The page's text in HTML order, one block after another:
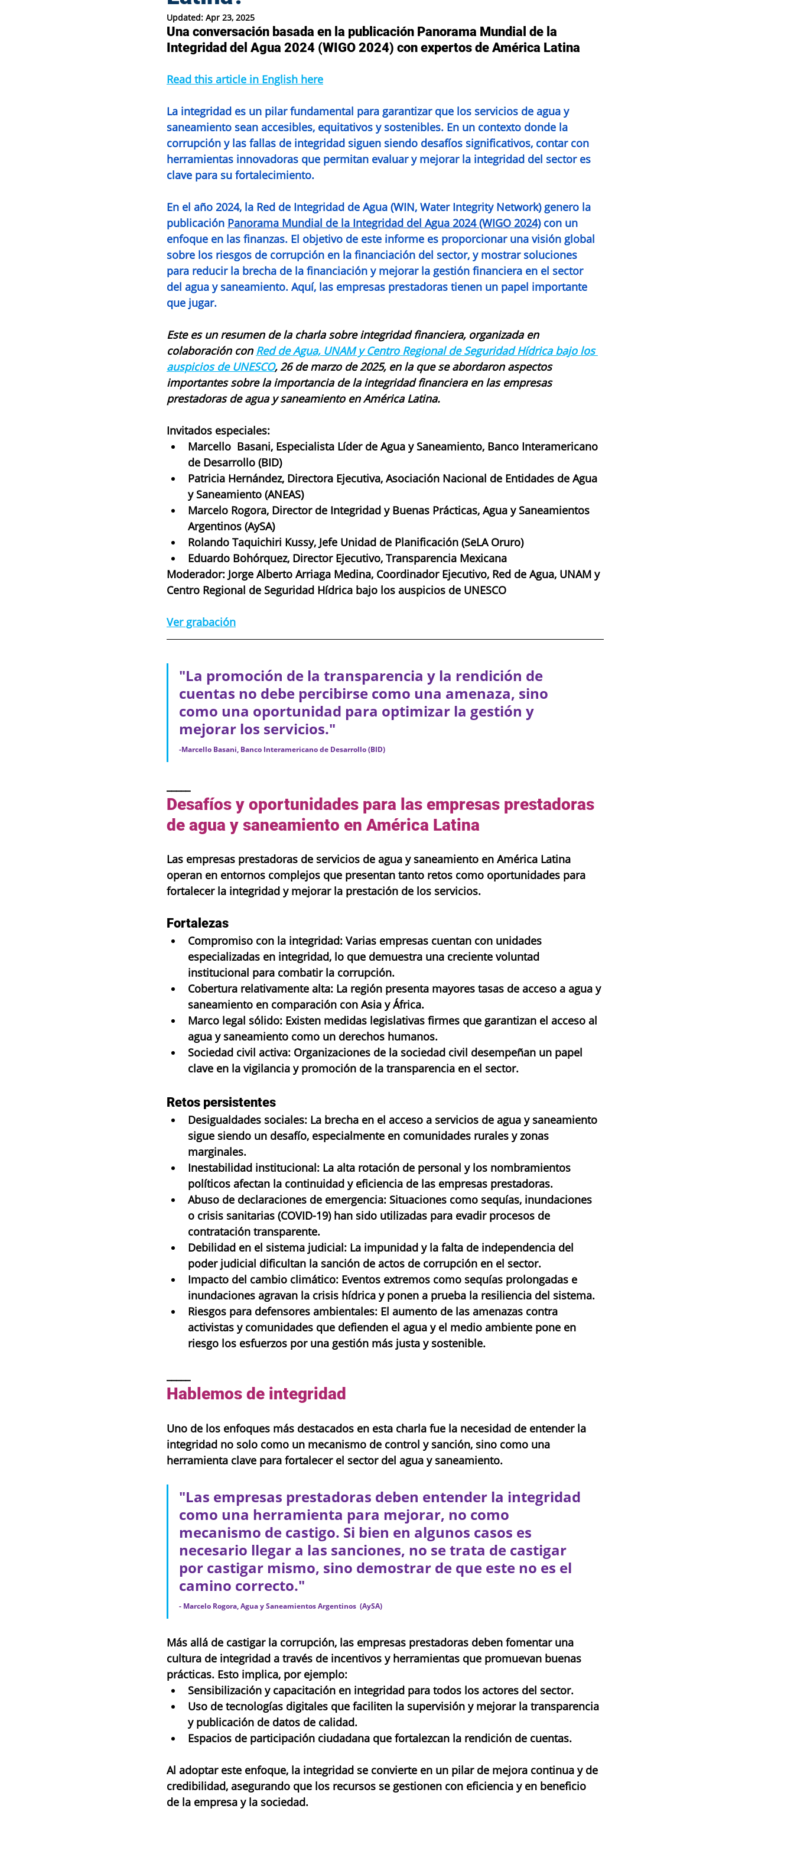
WEFE nexus Water Integrity Global Outlook Integrity Assessment Tool Integrity Management Tool
Programme
Updated: Apr 23, 2025
Una conversación basada en la publicación Panorama Mundial de la
Integridad del Agua 2024 (WIGO 2024) con expertos de América Latina
Read this article in English here
La integridad es un pilar fundamental para garantizar que los servicios de agua y
saneamiento sean accesibles, equitativos y sostenibles. En un contexto donde la
corrupción y las fallas de integridad siguen siendo desafíos significativos, contar con
herramientas innovadoras que permitan evaluar y mejorar la integridad del sector es
clave para su fortalecimiento.
En el año 2024, la Red de Integridad de Agua (WIN, Water Integrity Network) genero la
publicación Panorama Mundial de la Integridad del Agua 2024 (WIGO 2024) con un
enfoque en las finanzas. El objetivo de este informe es proporcionar una visión global
sobre los riesgos de corrupción en la financiación del sector, y mostrar soluciones
para reducir la brecha de la financiación y mejorar la gestión financiera en el sector
del agua y saneamiento. Aquí, las empresas prestadoras tienen un papel importante
que jugar.
Este es un resumen de la charla sobre integridad financiera, organizada en
colaboración con Red de Agua, UNAM y Centro Regional de Seguridad Hídrica bajo los
auspicios de UNESCO, 26 de marzo de 2025, en la que se abordaron aspectos
importantes sobre la importancia de la integridad financiera en las empresas
prestadoras de agua y saneamiento en América Latina.
Invitados especiales:
Marcello  Basani, Especialista Líder de Agua y Saneamiento, Banco Interamericano
de Desarrollo (BID)
Patricia Hernández, Directora Ejecutiva, Asociación Nacional de Entidades de Agua
y Saneamiento (ANEAS)
Marcelo Rogora, Director de Integridad y Buenas Prácticas, Agua y Saneamientos
Argentinos (AySA)
Rolando Taquichiri Kussy, Jefe Unidad de Planificación (SeLA Oruro)
Eduardo Bohórquez, Director Ejecutivo, Transparencia Mexicana
Moderador: Jorge Alberto Arriaga Medina, Coordinador Ejecutivo, Red de Agua, UNAM y
Centro Regional de Seguridad Hídrica bajo los auspicios de UNESCO
Ver grabación
"La promoción de la transparencia y la rendición de
cuentas no debe percibirse como una amenaza, sino
como una oportunidad para optimizar la gestión y
mejorar los servicios."
-Marcello Basani, Banco Interamericano de Desarrollo (BID)
Desafíos y oportunidades para las empresas prestadoras
de agua y saneamiento en América Latina
Las empresas prestadoras de servicios de agua y saneamiento en América Latina
operan en entornos complejos que presentan tanto retos como oportunidades para
fortalecer la integridad y mejorar la prestación de los servicios.
Fortalezas
Compromiso con la integridad: Varias empresas cuentan con unidades
especializadas en integridad, lo que demuestra una creciente voluntad
institucional para combatir la corrupción.
Cobertura relativamente alta: La región presenta mayores tasas de acceso a agua y
saneamiento en comparación con Asia y África.
Marco legal sólido: Existen medidas legislativas firmes que garantizan el acceso al
agua y saneamiento como un derechos humanos.
Sociedad civil activa: Organizaciones de la sociedad civil desempeñan un papel
clave en la vigilancia y promoción de la transparencia en el sector.
Retos persistentes
Desigualdades sociales: La brecha en el acceso a servicios de agua y saneamiento
sigue siendo un desafío, especialmente en comunidades rurales y zonas
marginales.
Inestabilidad institucional: La alta rotación de personal y los nombramientos
políticos afectan la continuidad y eficiencia de las empresas prestadoras.
Abuso de declaraciones de emergencia: Situaciones como sequías, inundaciones
o crisis sanitarias (COVID-19) han sido utilizadas para evadir procesos de
contratación transparente.
Debilidad en el sistema judicial: La impunidad y la falta de independencia del
poder judicial dificultan la sanción de actos de corrupción en el sector.
Impacto del cambio climático: Eventos extremos como sequías prolongadas e
inundaciones agravan la crisis hídrica y ponen a prueba la resiliencia del sistema.
Riesgos para defensores ambientales: El aumento de las amenazas contra
activistas y comunidades que defienden el agua y el medio ambiente pone en
riesgo los esfuerzos por una gestión más justa y sostenible.
Hablemos de integridad
Uno de los enfoques más destacados en esta charla fue la necesidad de entender la
integridad no solo como un mecanismo de control y sanción, sino como una
herramienta clave para fortalecer el sector del agua y saneamiento.
"Las empresas prestadoras deben entender la integridad
como una herramienta para mejorar, no como
mecanismo de castigo. Si bien en algunos casos es
necesario llegar a las sanciones, no se trata de castigar
por castigar mismo, sino demostrar de que este no es el
camino correcto."
- Marcelo Rogora, Agua y Saneamientos Argentinos  (AySA)
Más allá de castigar la corrupción, las empresas prestadoras deben fomentar una
cultura de integridad a través de incentivos y herramientas que promuevan buenas
prácticas. Esto implica, por ejemplo:
Sensibilización y capacitación en integridad para todos los actores del sector.
Uso de tecnologías digitales que faciliten la supervisión y mejorar la transparencia
y publicación de datos de calidad.
Espacios de participación ciudadana que fortalezcan la rendición de cuentas.
Al adoptar este enfoque, la integridad se convierte en un pilar de mejora continua y de
credibilidad, asegurando que los recursos se gestionen con eficiencia y en beneficio
de la empresa y la sociedad.